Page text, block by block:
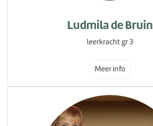
Ludmila de Bruin
leerkracht gr 3
Meer info